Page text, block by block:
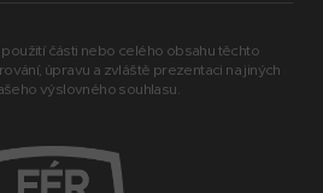
části nebo celého obsahu těchto
úpravu a zvláště prezentaci na jiných
výslovného souhlasu.